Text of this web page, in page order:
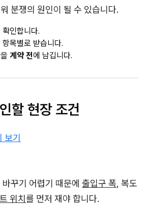
분쟁의 원인이 될 수 있습니다.
인합니다.
목별로 받습니다.
계약 전에 남깁니다.
할 현장 조건
보기
꾸기 어렵기 때문에 출입구 폭, 복도
위치를 먼저 재야 합니다.